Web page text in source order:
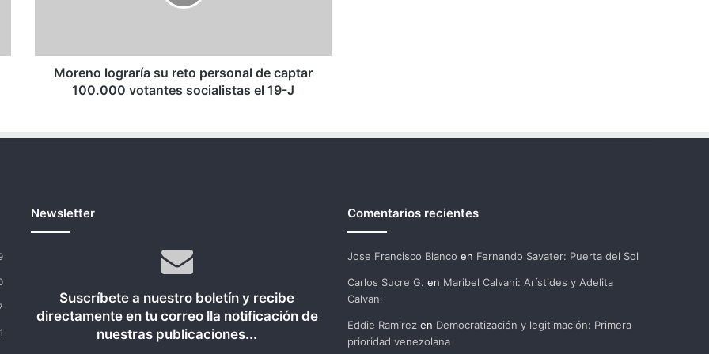
votantes
socialistas
Moreno lograría su reto personal de captar
100.000 votantes socialistas el 19-J
Newsletter
Suscríbete a nuestro boletín y recibe
directamente en tu correo lla notificación de
nuestras publicaciones...
Comentarios recientes
Jose Francisco Blanco en Fernando Savater: Puerta del Sol
Carlos Sucre G. en Maribel Calvani: Arístides y Adelita
Calvani
Eddie Ramirezen Democratización y legitimación: Primera
prioridad venezolana